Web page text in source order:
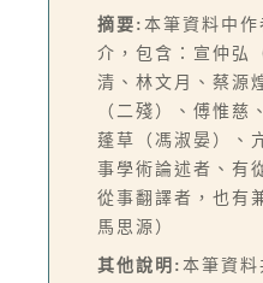
摘要: 本筆資料中
介，包含：宣仲弘
清、林文月、蔡源
（二殘）、傅惟慈
蓬草（馮淑晏）、
事學術論述者、有
從事翻譯者，也有
馬思源）
其他說明: 本筆資料